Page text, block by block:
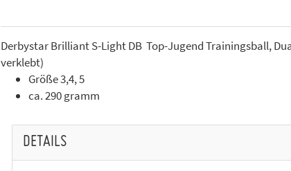
Derbystar Brilliant S-Light DB Top-Jugend Trainingsball,
verklebt)
Größe 3,4, 5
ca. 290 gramm
DETAILS